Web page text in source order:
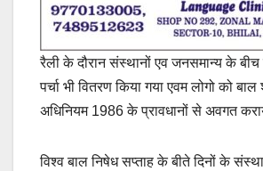
रैली के दौरान संस्थानों एव जनसमान्य के
पर्चा भी वितरण किया गया एवम लोगो को
अधिनियम 1986 के प्रावधानों से अवगत
विश्व बाल निषेध सप्ताह के बीते दिनों के